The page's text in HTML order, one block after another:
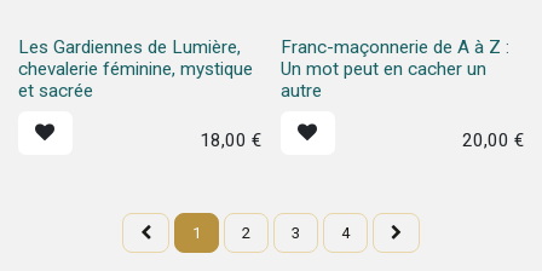
Les Gardiennes de Lumière,
chevalerie féminine, mystique
et sacrée
18,00 €
Franc-maçonnerie de A à Z :
Un mot peut en cacher un
autre
20,00 €
1 2 3 4